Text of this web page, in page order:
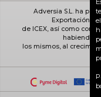
Adversia S.L. ha
Exportación
de ICEX, así como con
habiendo
los mismos, al